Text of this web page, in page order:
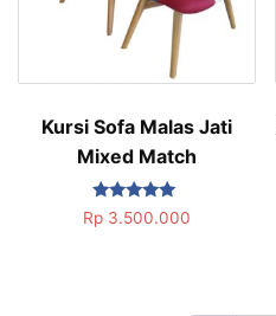
Kursi Sofa Malas Jati
Mixed Match
Dinilai
5.00
Rp3.500.000